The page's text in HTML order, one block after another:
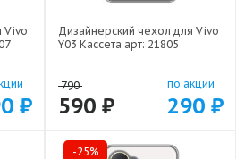
Vivo
₽
Дизайнерский чехол для Vivo
Y03 Кассета арт: 21805
790
590 ₽
по акции
290 ₽
-25%